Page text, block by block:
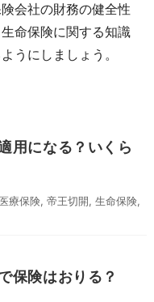
会社の財務の健全性
命保険に関する知識
うにしましょう。
用になる？いくら
医療保険, 帝王切開, 生命保険,
保険はおりる？